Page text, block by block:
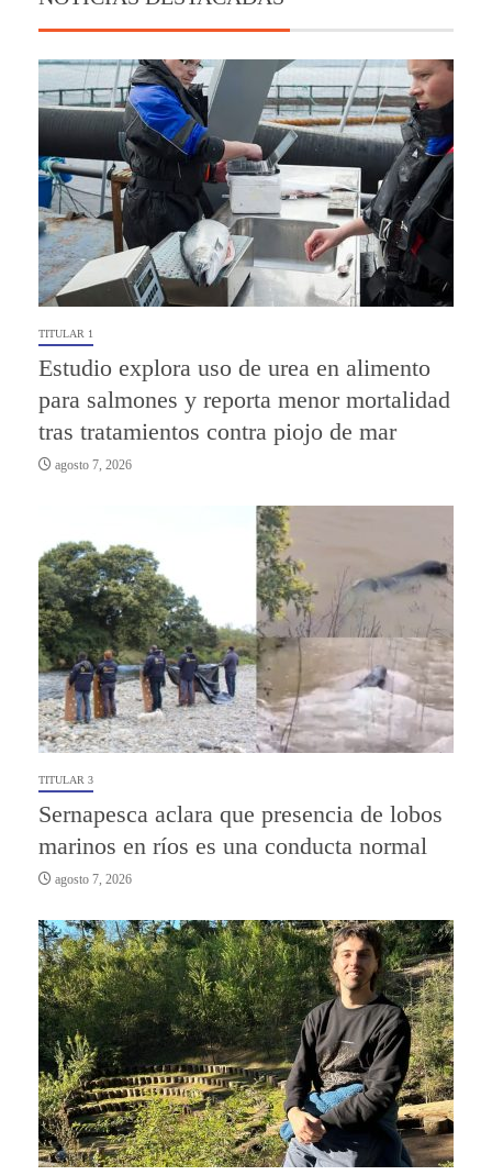
TITULAR 1
Estudio explora uso de urea en alimento
para salmones y reporta menor mortalidad
tras tratamientos contra piojo de mar
agosto 7, 2026
TITULAR 3
Sernapesca aclara que presencia de lobos
marinos en ríos es una conducta normal
agosto 7, 2026